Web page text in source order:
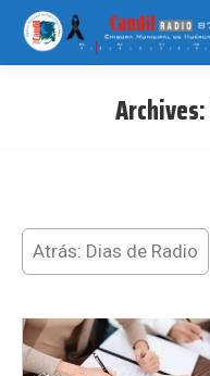
Archives:
Atrás: Dias de Radio